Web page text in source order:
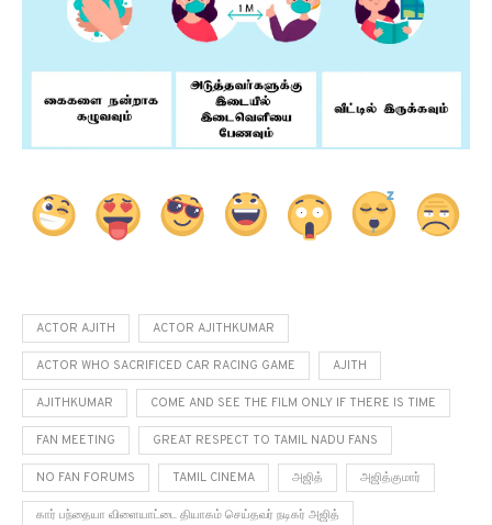
ACTOR AJITH ACTOR AJITHKUMAR
ACTOR WHO SACRIFICED CAR RACING GAME AJITH
AJITHKUMAR COME AND SEE THE FILM ONLY IF THERE IS TIME
FAN MEETING GREAT RESPECT TO TAMIL NADU FANS
NO FAN FORUMS TAMIL CINEMA அஜித் அஜித்குமார்
கார் பந்தையா விளையாட்டை தியாகம் செய்தவர் நடிகர் அஜித்